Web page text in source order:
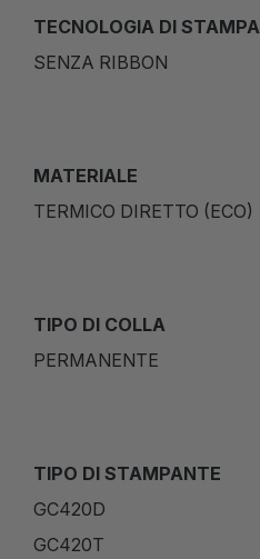
TECNOLOGIA DI STAMPA
SENZA RIBBON
MATERIALE
TERMICO DIRETTO (ECO)
TIPO DI COLLA
PERMANENTE
TIPO DI STAMPANTE
GC420D
GC420T